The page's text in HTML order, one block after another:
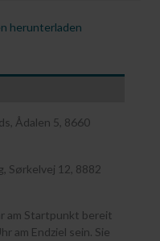
herunterladen
Ådalen 5, 8660
Sørkelvej 12, 8882
am Startpunkt bereit
am Endziel sein. Sie